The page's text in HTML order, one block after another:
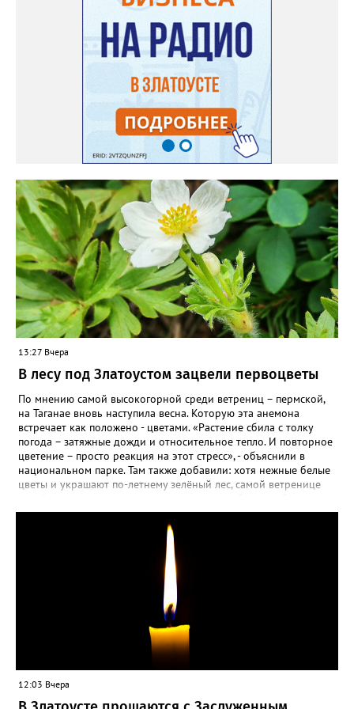
садовод советует сразу убрать семена в холодильник на два
месяца, а место посадки - мульчировать мелкой корой. Семена
самосевом в ней отлично прорастают. Если иногда срезать
сухие цветы и стряхивать семена вокруг куртины, лаванда
весной прорастет сама. Ещё один секрет – этот символ
Прованса не любит «вкусную» почву. Добавляйте в посадочную
яму гравий и песок – требуется хороший дренаж. В первый год
Екатерина рекомендует цветы убирать, чтобы силы куста
пошли на наращивание корневой системы. А со второго года
пусть лаванда цветёт во всю силу! Фото: Екатерина Бойко,
специально для «Златоуст.инфо». Обсуждение новости здесь
ВКОНТАКТЕ https://vk.com/newszlatoust74
13:27 Вчера
В лесу под Златоустом зацвели первоцветы
По мнению самой высокогорной среди ветрениц – пермской,
на Таганае вновь наступила весна. Которую эта анемона
встречает как положено - цветами. «Растение сбила с толку
погода – затяжные дожди и относительное тепло. И повторное
цветение – просто реакция на этот стресс», - объяснили в
национальном парке. Там также добавили: хотя нежные белые
цветы и украшают по-летнему зелёный лес, самой ветренице
силы перед долгой зимовкой.
12:03 Вчера